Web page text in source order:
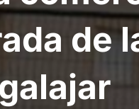
de